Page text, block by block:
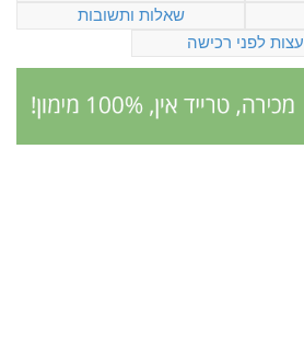
שאלות ותשובות
עצות לפני רכישה